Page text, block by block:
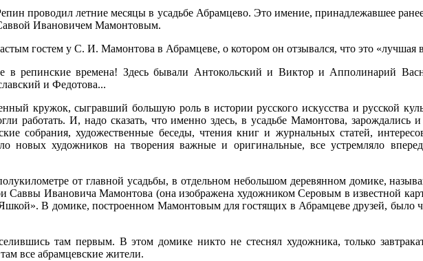
проводил летние месяцы в усадьбе Абрамцево. Это имение, принадлежавшее
Ивановичем Мамонтовым.
гостем у С. И. Мамонтова в Абрамцеве, о котором он отзывался, что это «лучшая
в репинские времена! Здесь бывали Антокольский и Виктор и Апполинарий
и Федотова...
кружок, сыгравший большую роль в истории русского искусства и русской
работать. И, надо сказать, что именно здесь, в усадьбе Мамонтова, зарождались
собрания, художественные беседы, чтения книг и журнальных статей,
новых художников на творения важные и оригинальные, все устремляло
от главной усадьбы, в отдельном небольшом деревянном домике,
Саввы Ивановича Мамонтова (она изображена художником Серовым в известной
В домике, построенном Мамонтовым для гостящих в Абрамцеве друзей, было
там первым. В этом домике никто не стеснял художника, только
все абрамцевские жители.